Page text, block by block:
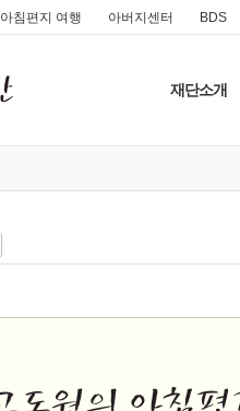
아침편지 여행 아버지센터 BDS
재단소개